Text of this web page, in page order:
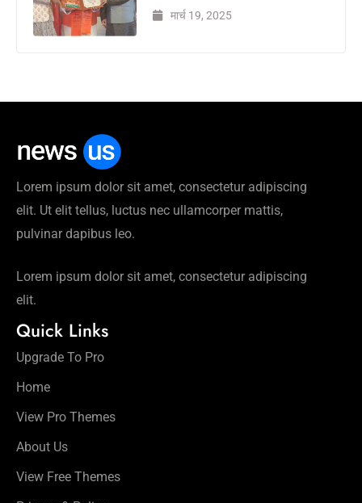
मार्च 19, 2025
Lorem ipsum dolor sit amet, consectetur adipiscing
elit. Ut elit tellus, luctus nec ullamcorper mattis,
pulvinar dapibus leo.
Lorem ipsum dolor sit amet, consectetur adipiscing
elit.
Quick Links
Upgrade To Pro
Home
View Pro Themes
About Us
View Free Themes